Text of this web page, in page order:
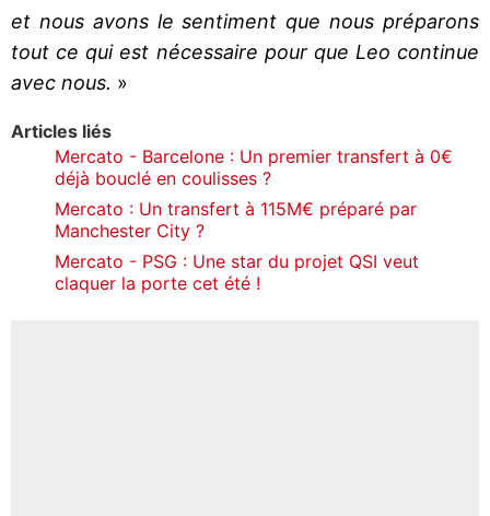
et nous avons le sentiment que nous préparons
tout ce qui est nécessaire pour que Leo continue
avec nous. »
Articles liés
Mercato - Barcelone : Un premier transfert à 0€
déjà bouclé en coulisses ?
Mercato : Un transfert à 115M€ préparé par
Manchester City ?
Mercato - PSG : Une star du projet QSI veut
claquer la porte cet été !